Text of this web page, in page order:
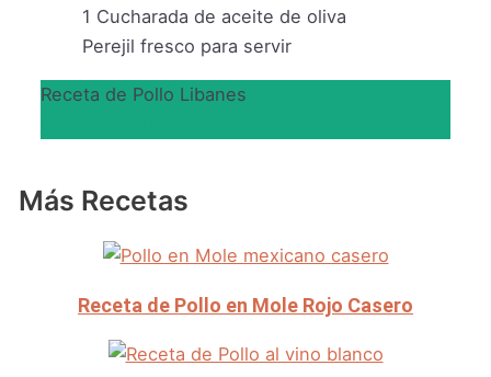
1 Cucharada de aceite de oliva
Perejil fresco para servir
Receta de Pollo Libanes
Más Recetas
Receta de Pollo en Mole Rojo Casero